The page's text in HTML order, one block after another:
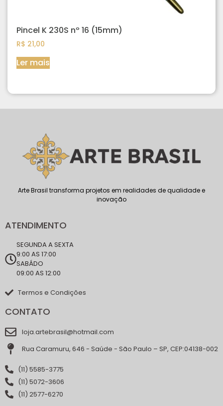
Pincel K 230S nº 16 (15mm)
R$ 21,00
Ler mais
Arte Brasil transforma projetos em realidades de qualidade e
inovação
ATENDIMENTO
SEGUNDA A SEXTA
9:00 AS 17:00
SABÁDO
09:00 AS 12:00
Termos e Condições
CONTATO
loja.artebrasil@hotmail.com
Rua Caramuru, 646 - Saúde - São Paulo – SP, CEP:04138-002
(11) 5585-3775
(11) 5072-3606
(11) 2577-6270